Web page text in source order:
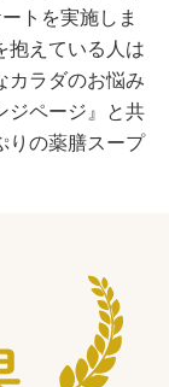
トを実施しま
抱えている人は
カラダのお悩み
ジページ』と共
りの薬膳スープ